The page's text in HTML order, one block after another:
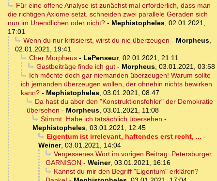
Für eine offene Analyse ist zunächst mal erforderlich, dass man
die richtigen Axiome setzt. schneiden zwei parallele Geraden sich
nun im Unendlichen oder nicht? - Mephistopheles, 02.01.2021,
17:01
Wenn du nur kritisierst, wirst du nie überzeugen - Morpheus,
02.01.2021, 19:41
Cher Morpheus- LePenseur, 02.01.2021, 21:11
Gastbeiträge finde ich gut- Morpheus, 03.01.2021, 03:58
Ich möchte doch gar niemanden überzeugen! Warum sollte
ich jemanden überzeugen wollen, der ohnehin nichts bewirken
kann? - Mephistopheles, 03.01.2021, 08:47
Da hast du aber den "Konstruktionsfehler" der Demokratie
übersehen - Morpheus, 03.01.2021, 11:08
Stimmt. Habe ich tatsächlich übersehen -
Mephistopheles, 03.01.2021, 12:45
Eigentum ist irrelevant, haftendes erst recht, ... -
Weiner, 03.01.2021, 14:04
Vergessenes Wort im vorigen Beitrag: Petersburger
GARNISON - Weiner, 03.01.2021, 16:16
Kannst du mir den Begriff "Eigentum" erklären?